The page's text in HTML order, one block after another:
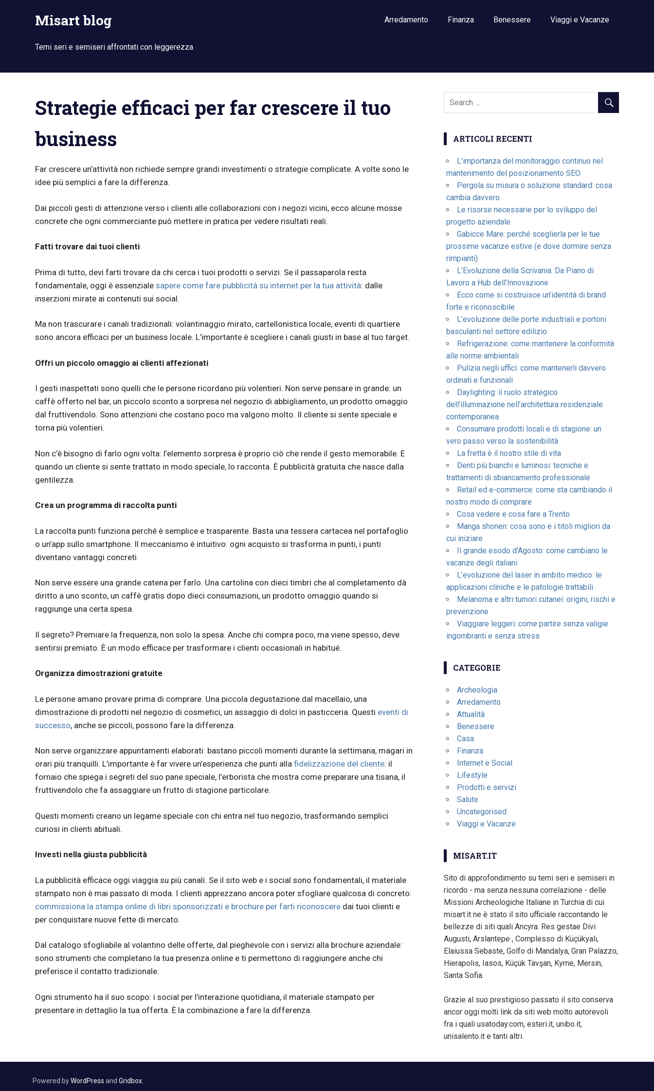
Misart blog
Temi seri e semiseri affrontati con leggerezza
Arredamento Finanza Benessere Viaggi e Vacanze
Strategie efficaci per far crescere il tuo
business
Far crescere un’attività non richiede sempre grandi investimenti o strategie complicate. A volte sono le
idee più semplici a fare la differenza.
Dai piccoli gesti di attenzione verso i clienti alle collaborazioni con i negozi vicini, ecco alcune mosse
concrete che ogni commerciante può mettere in pratica per vedere risultati reali.
Fatti trovare dai tuoi clienti
Prima di tutto, devi farti trovare da chi cerca i tuoi prodotti o servizi. Se il passaparola resta
fondamentale, oggi è essenziale sapere come fare pubblicità su internet per la tua attività: dalle
inserzioni mirate ai contenuti sui social.
Ma non trascurare i canali tradizionali: volantinaggio mirato, cartellonistica locale, eventi di quartiere
sono ancora efficaci per un business locale. L’importante è scegliere i canali giusti in base al tuo target.
Offri un piccolo omaggio ai clienti affezionati
I gesti inaspettati sono quelli che le persone ricordano più volentieri. Non serve pensare in grande: un
caffè offerto nel bar, un piccolo sconto a sorpresa nel negozio di abbigliamento, un prodotto omaggio
dal fruttivendolo. Sono attenzioni che costano poco ma valgono molto. Il cliente si sente speciale e
torna più volentieri.
Non c’è bisogno di farlo ogni volta: l’elemento sorpresa è proprio ciò che rende il gesto memorabile. E
quando un cliente si sente trattato in modo speciale, lo racconta. È pubblicità gratuita che nasce dalla
gentilezza.
Crea un programma di raccolta punti
La raccolta punti funziona perché è semplice e trasparente. Basta una tessera cartacea nel portafoglio
o un’app sullo smartphone. Il meccanismo è intuitivo: ogni acquisto si trasforma in punti, i punti
diventano vantaggi concreti.
Non serve essere una grande catena per farlo. Una cartolina con dieci timbri che al completamento dà
diritto a uno sconto, un caffè gratis dopo dieci consumazioni, un prodotto omaggio quando si
raggiunge una certa spesa.
Il segreto? Premiare la frequenza, non solo la spesa. Anche chi compra poco, ma viene spesso, deve
sentirsi premiato. È un modo efficace per trasformare i clienti occasionali in habitué.
Organizza dimostrazioni gratuite
Le persone amano provare prima di comprare. Una piccola degustazione dal macellaio, una
dimostrazione di prodotti nel negozio di cosmetici, un assaggio di dolci in pasticceria. Questi eventi di
successo, anche se piccoli, possono fare la differenza.
Non serve organizzare appuntamenti elaborati: bastano piccoli momenti durante la settimana, magari in
orari più tranquilli. L’importante è far vivere un’esperienza che punti alla fidelizzazione del cliente: il
fornaio che spiega i segreti del suo pane speciale, l’erborista che mostra come preparare una tisana, il
fruttivendolo che fa assaggiare un frutto di stagione particolare.
Questi momenti creano un legame speciale con chi entra nel tuo negozio, trasformando semplici
curiosi in clienti abituali.
Investi nella giusta pubblicità
La pubblicità efficace oggi viaggia su più canali. Se il sito web e i social sono fondamentali, il materiale
stampato non è mai passato di moda. I clienti apprezzano ancora poter sfogliare qualcosa di concreto:
commissiona la stampa online di libri sponsorizzati e brochure per farti riconoscere dai tuoi clienti e
per conquistare nuove fette di mercato.
Dal catalogo sfogliabile al volantino delle offerte, dal pieghevole con i servizi alla brochure aziendale:
sono strumenti che completano la tua presenza online e ti permettono di raggiungere anche chi
preferisce il contatto tradizionale.
Ogni strumento ha il suo scopo: i social per l’interazione quotidiana, il materiale stampato per
presentare in dettaglio la tua offerta. È la combinazione a fare la differenza.
ARTICOLI RECENTI
L’importanza del monitoraggio continuo nel
mantenimento del posizionamento SEO
Pergola su misura o soluzione standard: cosa
cambia davvero
Le risorse necessarie per lo sviluppo del
progetto aziendale
Gabicce Mare: perché sceglierla per le tue
prossime vacanze estive (e dove dormire senza
rimpianti)
L’Evoluzione della Scrivania: Da Piano di
Lavoro a Hub dell’Innovazione
Ecco come si costruisce un’identità di brand
forte e riconoscibile
L’evoluzione delle porte industriali e portoni
basculanti nel settore edilizio
Refrigerazione: come mantenere la conformità
alle norme ambientali
Pulizia negli uffici: come mantenerli davvero
ordinati e funzionali
Daylighting: il ruolo strategico
dell’illuminazione nell’architettura residenziale
contemporanea
Consumare prodotti locali e di stagione: un
vero passo verso la sostenibilità
La fretta è il nostro stile di vita
Denti più bianchi e luminosi: tecniche e
trattamenti di sbiancamento professionale
Retail ed e-commerce: come sta cambiando il
nostro modo di comprare
Cosa vedere e cosa fare a Trento
Manga shonen: cosa sono e i titoli migliori da
cui iniziare
Il grande esodo d’Agosto: come cambiano le
vacanze degli italiani
L’evoluzione del laser in ambito medico: le
applicazioni cliniche e le patologie trattabili
Melanoma e altri tumori cutanei: origini, rischi e
prevenzione
Viaggiare leggeri: come partire senza valigie
ingombranti e senza stress
CATEGORIE
Archeologia
Arredamento
Attualità
Benessere
Casa
Finanza
Internet e Social
Lifestyle
Prodotti e servizi
Salute
Uncategorised
Viaggi e Vacanze
MISART.IT
Sito di approfondimento su temi seri e semiseri in
ricordo - ma senza nessuna correlazione - delle
Missioni Archeologiche Italiane in Turchia di cui
misart.it ne è stato il sito ufficiale raccontando le
bellezze di siti quali Ancyra. Res gestae Divi
Augusti, Arslantepe , Complesso di Küçükyalı,
Elaiussa Sebaste, Golfo di Mandalya, Gran Palazzo,
Hierapolis, Iasos, Küçük Tavşan, Kyme, Mersin,
Santa Sofia.
Grazie al suo prestigioso passato il sito conserva
ancor oggi molti link da siti web molto autorevoli
fra i quali usatoday.com, esteri.it, unibo.it,
unisalento.it e tanti altri.
Powered byWordPress and Gridbox